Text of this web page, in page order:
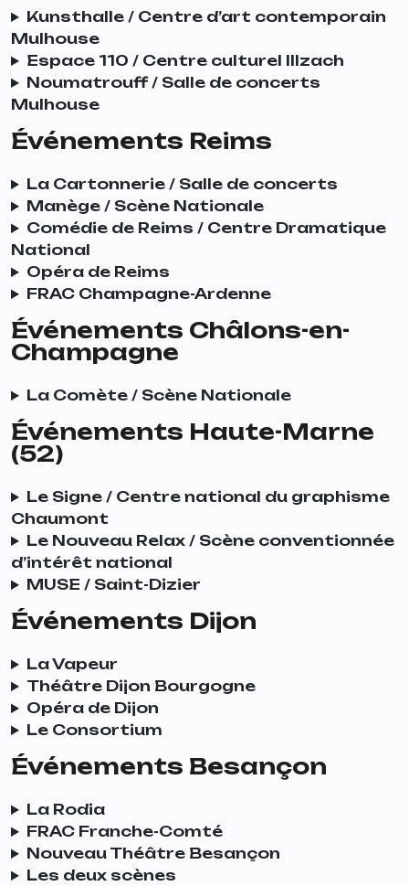
Kunsthalle / Centre d’art contemporain
Mulhouse
Espace 110 / Centre culturel Illzach
Noumatrouff / Salle de concerts
Mulhouse
Événements Reims
La Cartonnerie / Salle de concerts
Manège / Scène Nationale
Comédie de Reims / Centre Dramatique
National
Opéra de Reims
FRAC Champagne-Ardenne
Événements Châlons-en-
Champagne
La Comète / Scène Nationale
Événements Haute-Marne
(52)
Le Signe / Centre national du graphisme
Chaumont
Le Nouveau Relax / Scène conventionnée
d’intérêt national
MUSE / Saint-Dizier
Événements Dijon
La Vapeur
Théâtre Dijon Bourgogne
Opéra de Dijon
Le Consortium
Événements Besançon
La Rodia
FRAC Franche-Comté
Nouveau Théâtre Besançon
Les deux scènes